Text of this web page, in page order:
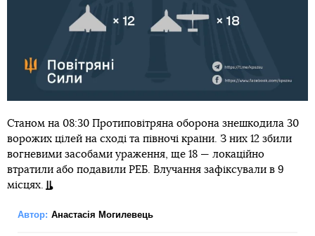
Станом на 08:30 Протиповітряна оборона знешкодила 30
ворожих цілей на сході та півночі країни. З них 12 збили
вогневими засобами ураження, ще 18 — локаційно
втратили або подавили РЕБ. Влучання зафіксували в 9
місцях.
Автор: Анастасія Могилевець